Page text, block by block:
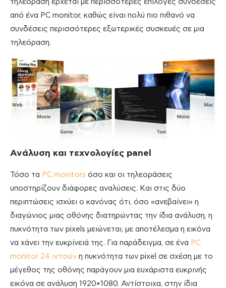
τηλεόραση έρχεται με περισσότερες επιλογές συνδέσεις
από ένα PC monitor, καθώς είναι πολύ πιο πιθανό να
συνδέσεις περισσότερες εξωτερικές συσκευές σε μια
τηλεόραση.
Ανάλυση και τεχνολογίες panel
Τόσο τα PC monitors όσο και οι τηλεοράσεις
υποστηρίζουν διάφορες αναλύσεις. Και στις δύο
περιπτώσεις ισχύει ο κανόνας ότι, όσο «ανεβαίνει» η
διαγώνιος μιας οθόνης διατηρώντας την ίδια ανάλυση, η
πυκνότητα των pixels μειώνεται, με αποτέλεσμα η εικόνα
να χάνει την ευκρίνειά της. Για παράδειγμα, σε ένα PC
monitor 24 ιντσών η πυκνότητα των pixel σε σχέση με το
μέγεθος της οθόνης παράγουν μια ευχάριστα ευκρινής
εικόνα σε ανάλυση 1920×1080. Αντίστοιχα, στην ίδια